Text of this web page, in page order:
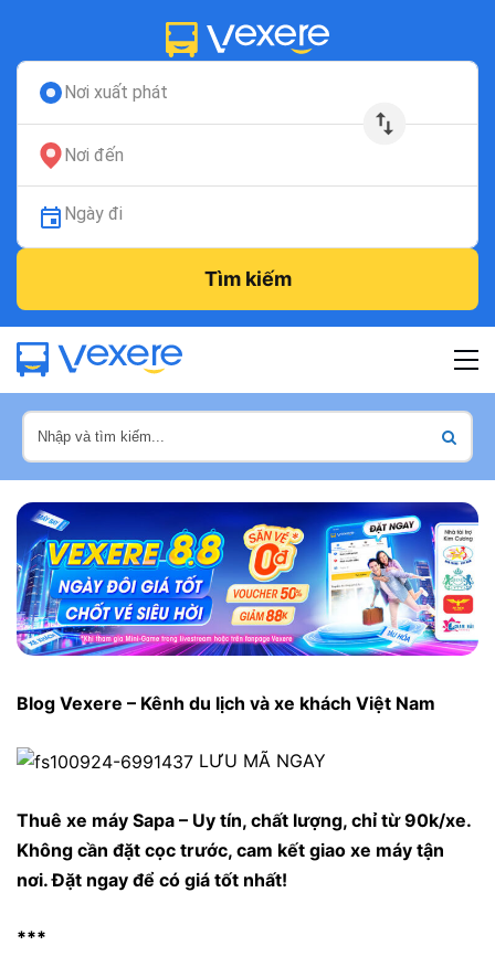
Nơi xuất phát
Nơi đến
Ngày đi
Tìm kiếm
Blog Vexere – Kênh du lịch và xe khách Việt Nam
LƯU MÃ NGAY
Thuê xe máy Sapa – Uy tín, chất lượng, chỉ từ 90k/xe.
Không cần đặt cọc trước, cam kết giao xe máy tận
nơi. Đặt ngay để có giá tốt nhất!
***